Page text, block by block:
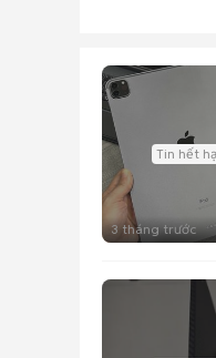
Tin hết
3 tháng trước